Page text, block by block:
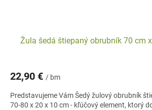
Žula šedá štiepaný obrubník 70 cm
22,90 € / bm
Predstavujeme Vám Šedý žulový obrubník
70-80 x 20 x 10 cm - kľúčový element, ktorý